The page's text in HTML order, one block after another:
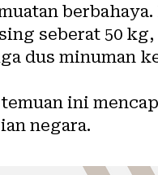
seberat 50
dus minuman
ini
negara.